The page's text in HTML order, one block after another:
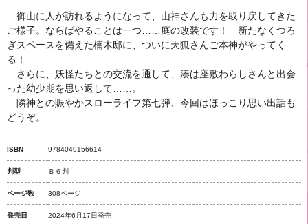
御山に人が訪れるようになって、山神さんも力を取り戻してきた
ご様子。ならばやることは一つ……庭の改装です！ 新たなくつろ
ぎスペースを備えた楠木邸に、ついに天狐さんご本神がやってく
る！
さらに、妖怪たちとの交流を通して、湊は座敷わらしさんと出会
った幼少期を思い返して……。
隣神との賑やかスローライフ第七弾、今回はほっこり思い出話も
どうぞ。
ISBN 9784049156614
判型 Ｂ６判
ページ数 308ページ
発売日 2024年6月17日発売